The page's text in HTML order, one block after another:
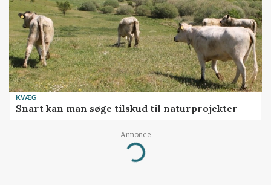
KVÆG
Snart kan man søge tilskud til naturprojekter
Annonce
Loading...